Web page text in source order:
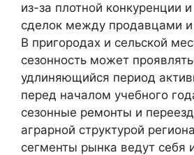
из-за плотной конкуренции
сделок между продавцами и
В пригородах и сельской
сезонность может
удлиняющийся период
перед началом учебного
сезонные ремонты и
аграрной структурой
сегменты рынка ведут себя